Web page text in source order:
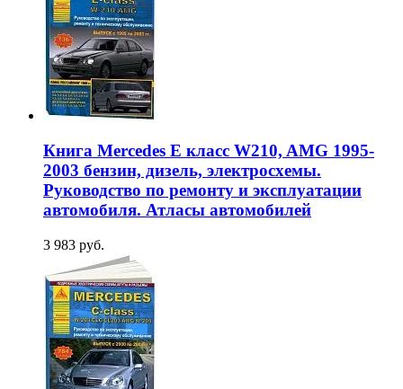
Книга Mercedes E класс W210, AMG 1995-
2003 бензин, дизель, электросхемы.
Руководство по ремонту и эксплуатации
автомобиля. Атласы автомобилей
3 983 руб.